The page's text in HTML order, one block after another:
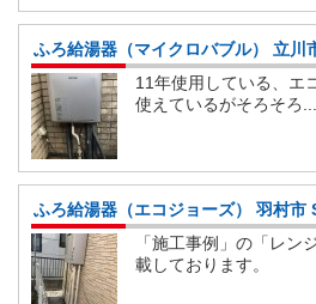
ふろ給湯器（マイクロバブル） 立川
11年使用している、エ
使えているがそろそろ...
ふろ給湯器（エコジョーズ） 羽村市
「施工事例」の「レン
載しております。